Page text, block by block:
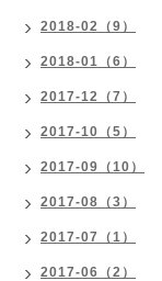
2018-02（9）
2018-01（6）
2017-12（7）
2017-10（5）
2017-09（10）
2017-08（3）
2017-07（1）
2017-06（2）